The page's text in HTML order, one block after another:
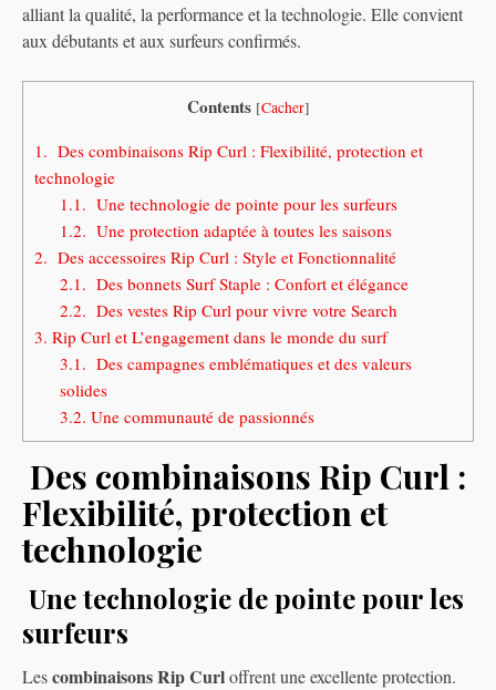
alliant la qualité, la performance et la technologie. Elle convient
aux débutants et aux surfeurs confirmés.
Contents [Cacher]
1. Des combinaisons Rip Curl : Flexibilité, protection et
technologie
1.1. Une technologie de pointe pour les surfeurs
1.2. Une protection adaptée à toutes les saisons
2. Des accessoires Rip Curl : Style et Fonctionnalité
2.1. Des bonnets Surf Staple : Confort et élégance
2.2. Des vestes Rip Curl pour vivre votre Search
3. Rip Curl et L’engagement dans le monde du surf
3.1. Des campagnes emblématiques et des valeurs
solides
3.2. Une communauté de passionnés
Des combinaisons Rip Curl :
Flexibilité, protection et
technologie
Une technologie de pointe pour les
surfeurs
Lescombinaisons Rip Curloffrent une excellente protection.